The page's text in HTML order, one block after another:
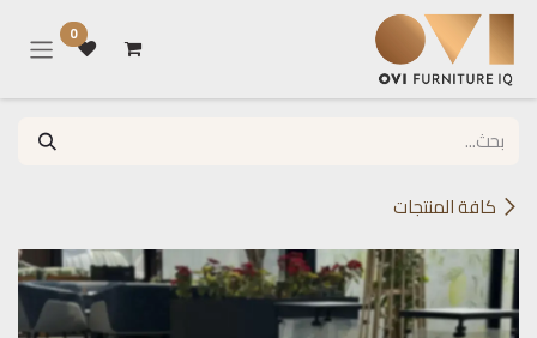
تخطي للذهاب إلى المحتوى
0
كافة المنتجات